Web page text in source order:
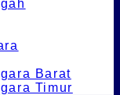
Barat
Timur